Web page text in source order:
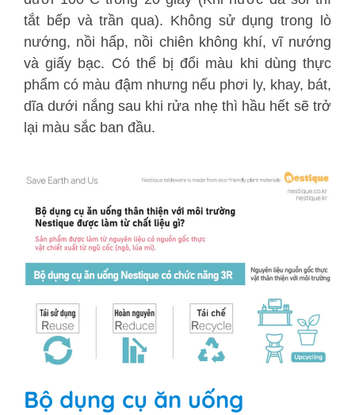
tắt bếp và trần qua). Không sử dụng trong lò
nướng, nồi hấp, nồi chiên không khí, vĩ nướng
và giấy bạc. Có thể bị đổi màu khi dùng thực
phẩm có màu đậm nhưng nếu phơi ly, khay, bát,
dĩa dưới nắng sau khi rửa nhẹ thì hầu hết sẽ trở
lại màu sắc ban đầu.
Bộ dụng cụ ăn uống